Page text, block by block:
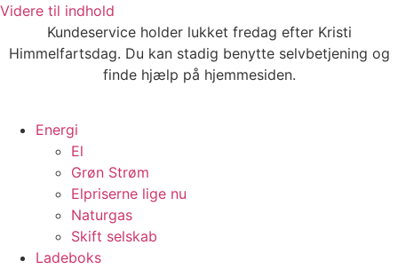
Videre til indhold
Kundeservice holder lukket fredag efter Kristi
Himmelfartsdag. Du kan stadig benytte selvbetjening og
finde hjælp på hjemmesiden.
Energi
El
Grøn Strøm
Elpriserne lige nu
Naturgas
Skift selskab
Ladeboks